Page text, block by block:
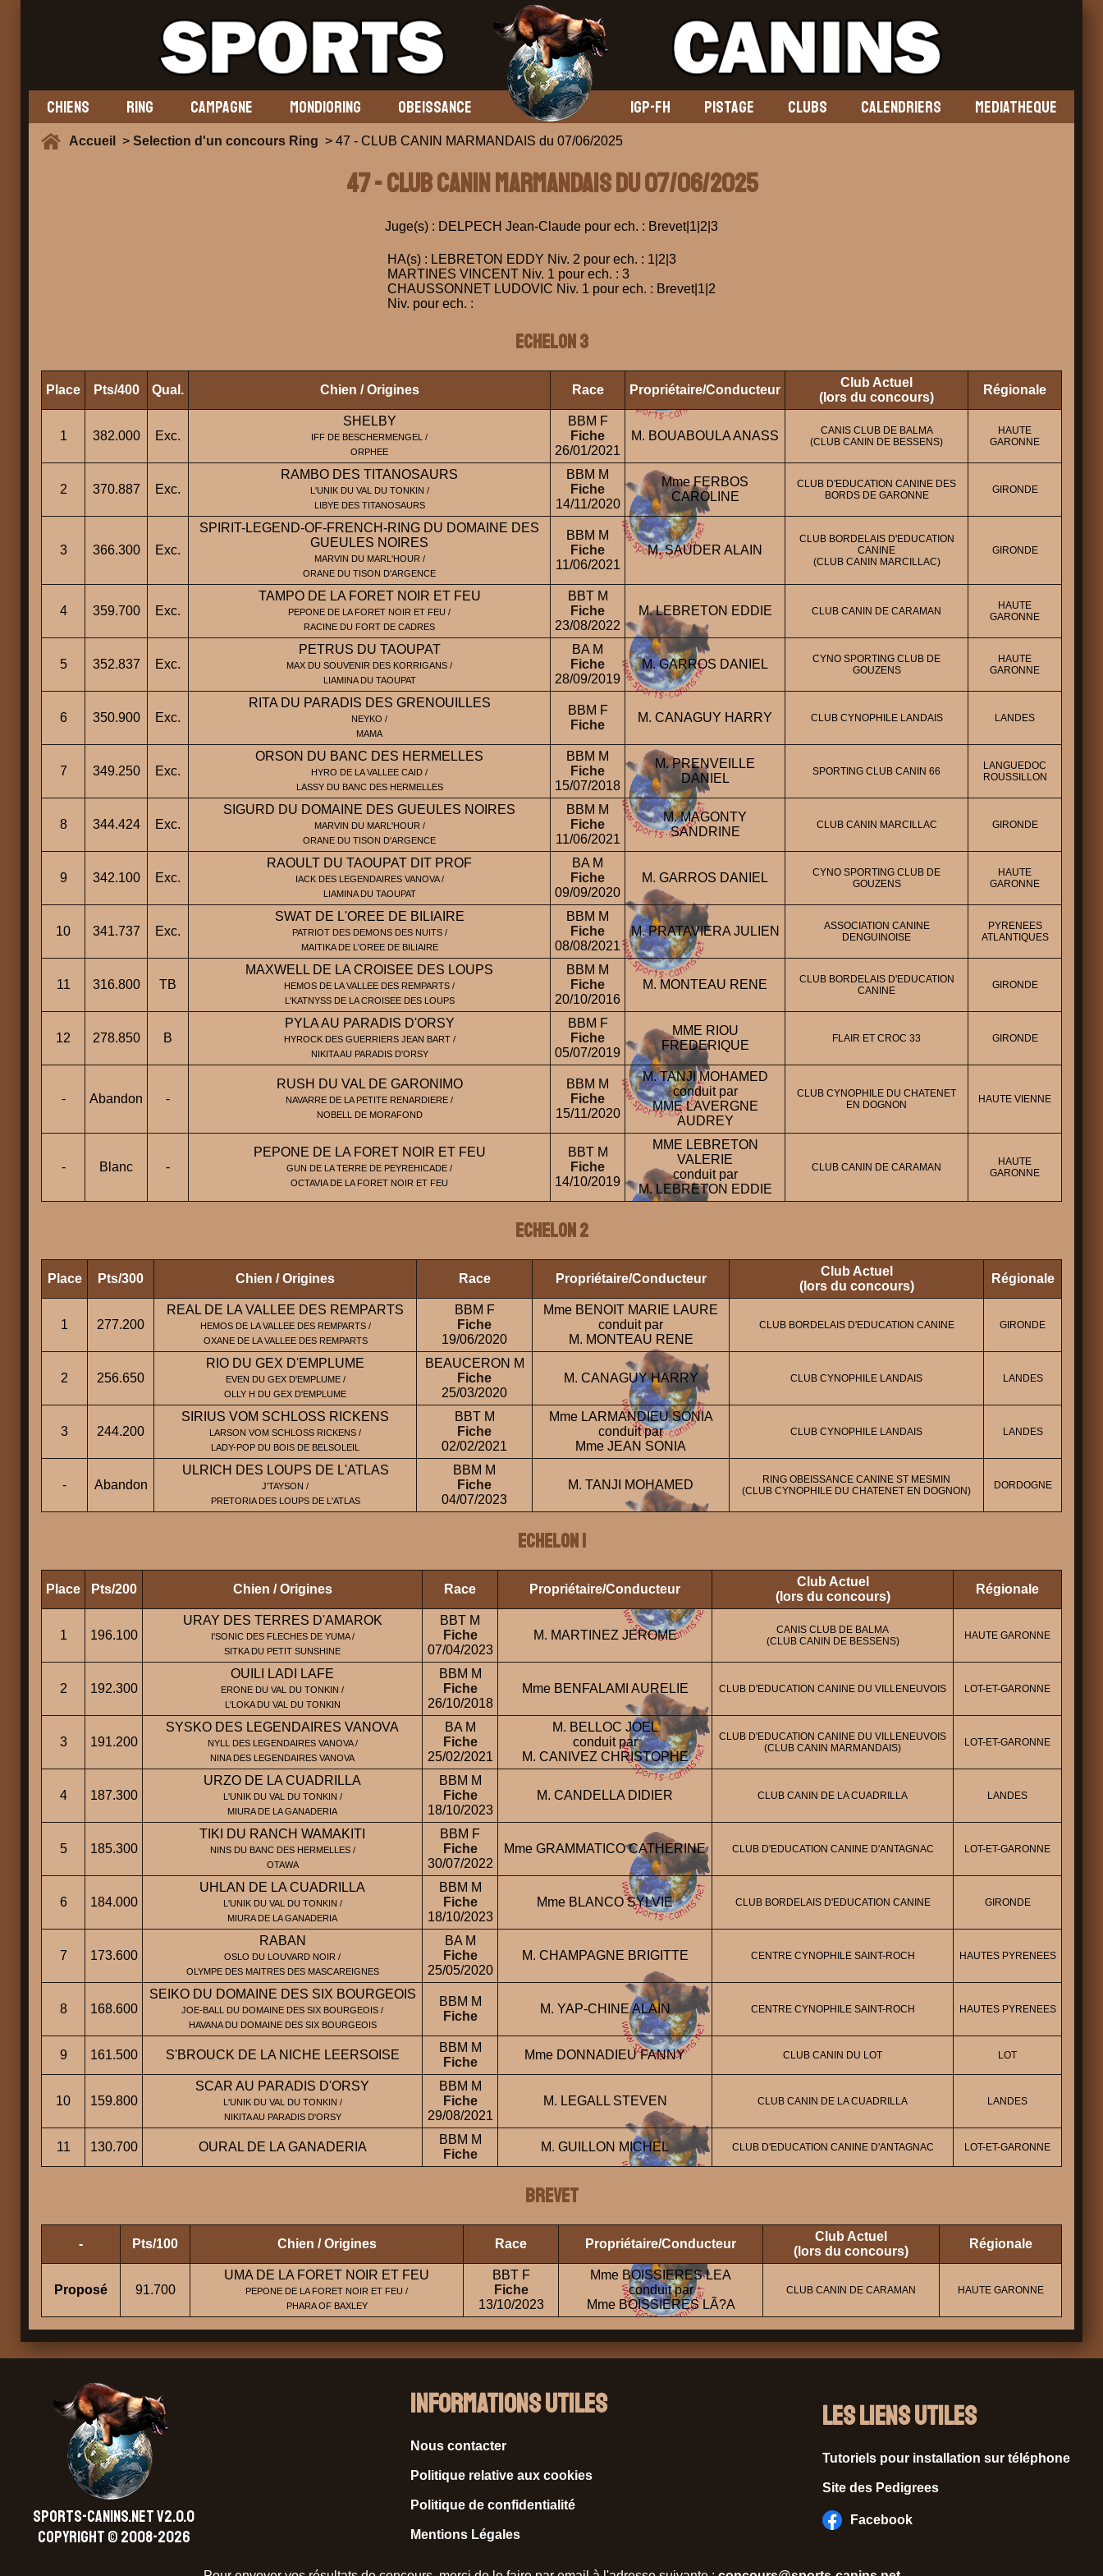
CHIENS RING CAMPAGNE MONDIORING OBEISSANCE IGP-FH PISTAGE CLUBS CALENDRIERS MEDIATHEQUE
Accueil > Selection d'un concours Ring > 47 - CLUB CANIN MARMANDAIS du 07/06/2025
47 - CLUB CANIN MARMANDAIS du 07/06/2025
Juge(s) : DELPECH Jean-Claude pour ech. : Brevet|1|2|3
HA(s) : LEBRETON EDDY Niv. 2 pour ech. : 1|2|3
MARTINES VINCENT Niv. 1 pour ech. : 3
CHAUSSONNET LUDOVIC Niv. 1 pour ech. : Brevet|1|2
Niv. pour ech. :
ECHELON 3
Place Pts/400 Qual. Chien / Origines Race Propriétaire/Conducteur
Club Actuel
(lors du concours)
Régionale
1 382.000 Exc.
SHELBY
IFF DE BESCHERMENGEL /
ORPHEE
BBM F
Fiche
26/01/2021
M. BOUABOULA ANASS
CANIS CLUB DE BALMA
(CLUB CANIN DE BESSENS)
HAUTE
GARONNE
2 370.887 Exc.
RAMBO DES TITANOSAURS
L'UNIK DU VAL DU TONKIN /
LIBYE DES TITANOSAURS
BBM M
Fiche
14/11/2020
Mme FERBOS
CAROLINE
CLUB D'EDUCATION CANINE DES
BORDS DE GARONNE
GIRONDE
3 366.300 Exc.
SPIRIT-LEGEND-OF-FRENCH-RING DU DOMAINE DES
GUEULES NOIRES
MARVIN DU MARL'HOUR /
ORANE DU TISON D'ARGENCE
BBM M
Fiche
11/06/2021
M. SAUDER ALAIN
CLUB BORDELAIS D'EDUCATION
CANINE
(CLUB CANIN MARCILLAC)
GIRONDE
4 359.700 Exc.
TAMPO DE LA FORET NOIR ET FEU
PEPONE DE LA FORET NOIR ET FEU /
RACINE DU FORT DE CADRES
BBT M
Fiche
23/08/2022
M. LEBRETON EDDIE CLUB CANIN DE CARAMAN
HAUTE
GARONNE
5 352.837 Exc.
PETRUS DU TAOUPAT
MAX DU SOUVENIR DES KORRIGANS /
LIAMINA DU TAOUPAT
BA M
Fiche
28/09/2019
M. GARROS DANIEL
CYNO SPORTING CLUB DE
GOUZENS
HAUTE
GARONNE
6 350.900 Exc.
RITA DU PARADIS DES GRENOUILLES
NEYKO /
MAMA
BBM F
Fiche
M. CANAGUY HARRY CLUB CYNOPHILE LANDAIS LANDES
7 349.250 Exc.
ORSON DU BANC DES HERMELLES
HYRO DE LA VALLEE CAID /
LASSY DU BANC DES HERMELLES
BBM M
Fiche
15/07/2018
M. PRENVEILLE
DANIEL
SPORTING CLUB CANIN 66
LANGUEDOC
ROUSSILLON
8 344.424 Exc.
SIGURD DU DOMAINE DES GUEULES NOIRES
MARVIN DU MARL'HOUR /
ORANE DU TISON D'ARGENCE
BBM M
Fiche
11/06/2021
M. MAGONTY
SANDRINE
CLUB CANIN MARCILLAC GIRONDE
9 342.100 Exc.
RAOULT DU TAOUPAT DIT PROF
IACK DES LEGENDAIRES VANOVA /
LIAMINA DU TAOUPAT
BA M
Fiche
09/09/2020
M. GARROS DANIEL
CYNO SPORTING CLUB DE
GOUZENS
HAUTE
GARONNE
10 341.737 Exc.
SWAT DE L'OREE DE BILIAIRE
PATRIOT DES DEMONS DES NUITS /
MAITIKA DE L'OREE DE BILIAIRE
BBM M
Fiche
08/08/2021
M. PRATAVIERA JULIEN
ASSOCIATION CANINE
DENGUINOISE
PYRENEES
ATLANTIQUES
11 316.800 TB
MAXWELL DE LA CROISEE DES LOUPS
HEMOS DE LA VALLEE DES REMPARTS /
L'KATNYSS DE LA CROISEE DES LOUPS
BBM M
Fiche
20/10/2016
M. MONTEAU RENE
CLUB BORDELAIS D'EDUCATION
CANINE
GIRONDE
12 278.850 B
PYLA AU PARADIS D'ORSY
HYROCK DES GUERRIERS JEAN BART /
NIKITA AU PARADIS D'ORSY
BBM F
Fiche
05/07/2019
MME RIOU
FREDERIQUE
FLAIR ET CROC 33 GIRONDE
- Abandon -
RUSH DU VAL DE GARONIMO
NAVARRE DE LA PETITE RENARDIERE /
NOBELL DE MORAFOND
BBM M
Fiche
15/11/2020
M. TANJI MOHAMED
conduit par
MME LAVERGNE
AUDREY
CLUB CYNOPHILE DU CHATENET
EN DOGNON
HAUTE VIENNE
- Blanc -
PEPONE DE LA FORET NOIR ET FEU
GUN DE LA TERRE DE PEYREHICADE /
OCTAVIA DE LA FORET NOIR ET FEU
BBT M
Fiche
14/10/2019
MME LEBRETON
VALERIE
conduit par
M. LEBRETON EDDIE
CLUB CANIN DE CARAMAN
HAUTE
GARONNE
ECHELON 2
Place Pts/300 Chien / Origines Race Propriétaire/Conducteur
Club Actuel
(lors du concours)
Régionale
1 277.200
REAL DE LA VALLEE DES REMPARTS
HEMOS DE LA VALLEE DES REMPARTS /
OXANE DE LA VALLEE DES REMPARTS
BBM F
Fiche
19/06/2020
Mme BENOIT MARIE LAURE
conduit par
M. MONTEAU RENE
CLUB BORDELAIS D'EDUCATION CANINE GIRONDE
2 256.650
RIO DU GEX D'EMPLUME
EVEN DU GEX D'EMPLUME /
OLLY H DU GEX D'EMPLUME
BEAUCERON M
Fiche
25/03/2020
M. CANAGUY HARRY CLUB CYNOPHILE LANDAIS LANDES
3 244.200
SIRIUS VOM SCHLOSS RICKENS
LARSON VOM SCHLOSS RICKENS /
LADY-POP DU BOIS DE BELSOLEIL
BBT M
Fiche
02/02/2021
Mme LARMANDIEU SONIA
conduit par
Mme JEAN SONIA
CLUB CYNOPHILE LANDAIS LANDES
- Abandon
ULRICH DES LOUPS DE L'ATLAS
J'TAYSON /
PRETORIA DES LOUPS DE L'ATLAS
BBM M
Fiche
04/07/2023
M. TANJI MOHAMED
RING OBEISSANCE CANINE ST MESMIN
(CLUB CYNOPHILE DU CHATENET EN DOGNON)
DORDOGNE
ECHELON 1
Place Pts/200 Chien / Origines Race Propriétaire/Conducteur
Club Actuel
(lors du concours)
Régionale
1 196.100
URAY DES TERRES D'AMAROK
I'SONIC DES FLECHES DE YUMA /
SITKA DU PETIT SUNSHINE
BBT M
Fiche
07/04/2023
M. MARTINEZ JEROME
CANIS CLUB DE BALMA
(CLUB CANIN DE BESSENS)
HAUTE GARONNE
2 192.300
OUILI LADI LAFE
ERONE DU VAL DU TONKIN /
L'LOKA DU VAL DU TONKIN
BBM M
Fiche
26/10/2018
Mme BENFALAMI AURELIE CLUB D'EDUCATION CANINE DU VILLENEUVOIS LOT-ET-GARONNE
3 191.200
SYSKO DES LEGENDAIRES VANOVA
NYLL DES LEGENDAIRES VANOVA /
NINA DES LEGENDAIRES VANOVA
BA M
Fiche
25/02/2021
M. BELLOC JOEL
conduit par
M. CANIVEZ CHRISTOPHE
CLUB D'EDUCATION CANINE DU VILLENEUVOIS
(CLUB CANIN MARMANDAIS)
LOT-ET-GARONNE
4 187.300
URZO DE LA CUADRILLA
L'UNIK DU VAL DU TONKIN /
MIURA DE LA GANADERIA
BBM M
Fiche
18/10/2023
M. CANDELLA DIDIER CLUB CANIN DE LA CUADRILLA LANDES
5 185.300
TIKI DU RANCH WAMAKITI
NINS DU BANC DES HERMELLES /
OTAWA
BBM F
Fiche
30/07/2022
Mme GRAMMATICO CATHERINE CLUB D'EDUCATION CANINE D'ANTAGNAC LOT-ET-GARONNE
6 184.000
UHLAN DE LA CUADRILLA
L'UNIK DU VAL DU TONKIN /
MIURA DE LA GANADERIA
BBM M
Fiche
18/10/2023
Mme BLANCO SYLVIE CLUB BORDELAIS D'EDUCATION CANINE GIRONDE
7 173.600
RABAN
OSLO DU LOUVARD NOIR /
OLYMPE DES MAITRES DES MASCAREIGNES
BA M
Fiche
25/05/2020
M. CHAMPAGNE BRIGITTE CENTRE CYNOPHILE SAINT-ROCH HAUTES PYRENEES
8 168.600
SEIKO DU DOMAINE DES SIX BOURGEOIS
JOE-BALL DU DOMAINE DES SIX BOURGEOIS /
HAVANA DU DOMAINE DES SIX BOURGEOIS
BBM M
Fiche
M. YAP-CHINE ALAIN CENTRE CYNOPHILE SAINT-ROCH HAUTES PYRENEES
9 161.500 S'BROUCK DE LA NICHE LEERSOISE
BBM M
Fiche
Mme DONNADIEU FANNY CLUB CANIN DU LOT LOT
10 159.800
SCAR AU PARADIS D'ORSY
L'UNIK DU VAL DU TONKIN /
NIKITA AU PARADIS D'ORSY
BBM M
Fiche
29/08/2021
M. LEGALL STEVEN CLUB CANIN DE LA CUADRILLA LANDES
11 130.700 OURAL DE LA GANADERIA
BBM M
Fiche
M. GUILLON MICHEL CLUB D'EDUCATION CANINE D'ANTAGNAC LOT-ET-GARONNE
BREVET
- Pts/100 Chien / Origines Race Propriétaire/Conducteur
Club Actuel
(lors du concours)
Régionale
Proposé 91.700
UMA DE LA FORET NOIR ET FEU
PEPONE DE LA FORET NOIR ET FEU /
PHARA OF BAXLEY
BBT F
Fiche
13/10/2023
Mme BOISSIERES LEA
conduit par
Mme BOISSIERES LÃ?A
CLUB CANIN DE CARAMAN HAUTE GARONNE
SPORTS-CANINS.NET V2.0.0
Copyright © 2008-2026
Informations Utiles
Nous contacter
Politique relative aux cookies
Politique de confidentialité
Mentions Légales
Les liens utiles
Tutoriels pour installation sur téléphone
Site des Pedigrees
Facebook